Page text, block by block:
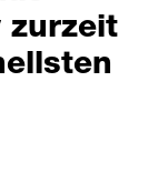
zurzeit